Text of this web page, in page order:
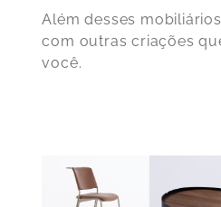
Além desses
com outras criações
você.